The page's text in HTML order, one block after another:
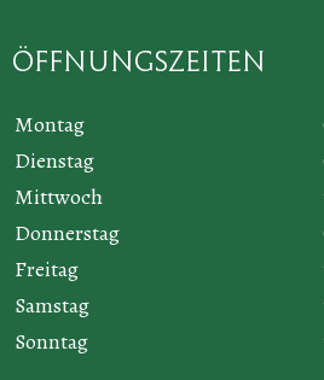
Öffnungszeiten
Montag
Dienstag
Mittwoch
Donnerstag
Freitag
Samstag
Sonntag